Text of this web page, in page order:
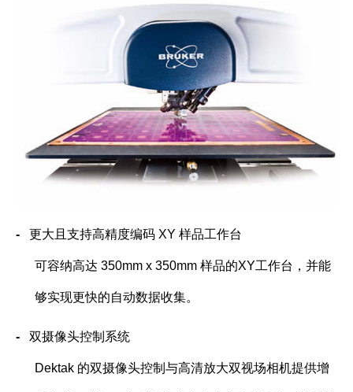
- 更大且支持高精度编码 XY 样品工作台
可容纳高达 350mm x 350mm 样品的XY工作台，并能
够实现更快的自动数据收集。
- 双摄像头控制系统
Dektak 的双摄像头控制与高清放大双视场相机提供增